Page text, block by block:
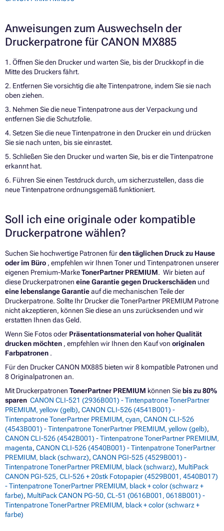
Anweisungen zum Auswechseln der
Druckerpatrone für CANON MX885
1. Öffnen Sie den Drucker und warten Sie, bis der Druckkopf in die
Mitte des Druckers fährt.
2. Entfernen Sie vorsichtig die alte Tintenpatrone, indem Sie sie nach
oben ziehen.
3. Nehmen Sie die neue Tintenpatrone aus der Verpackung und
entfernen Sie die Schutzfolie.
4. Setzen Sie die neue Tintenpatrone in den Drucker ein und drücken
Sie sie nach unten, bis sie einrastet.
5. Schließen Sie den Drucker und warten Sie, bis er die Tintenpatrone
erkannt hat.
6. Führen Sie einen Testdruck durch, um sicherzustellen, dass die
neue Tintenpatrone ordnungsgemäß funktioniert.
Soll ich eine originale oder kompatible
Druckerpatrone wählen?
Suchen Sie hochwertige Patronen fürden täglichen Druck zu Hause
oder im Büro , empfehlen wir Ihnen Toner und Tintenpatronen unserer
eigenen Premium-MarkeTonerPartner PREMIUM. Wir bieten auf
diese Druckerpatronen eine Garantie gegen Druckerschäden und
eine lebenslange Garantieauf die mechanischen Teile der
Druckerpatrone. Sollte Ihr Drucker die TonerPartner PREMIUM Patrone
nicht akzeptieren, können Sie diese an uns zurücksenden und wir
erstatten Ihnen das Geld.
Wenn Sie Fotos oder Präsentationsmaterial von hoher Qualität
drucken möchten , empfehlen wir Ihnen den Kauf von originalen
Farbpatronen .
Für den Drucker CANON MX885 bieten wir 8 kompatible Patronen und
8 Originalpatronen an.
Mit Druckerpatronen TonerPartner PREMIUM können Sie bis zu 80%
sparen CANON CLI-521 (2936B001) - Tintenpatrone TonerPartner
PREMIUM, yellow (gelb), CANON CLI-526 (4541B001) -
Tintenpatrone TonerPartner PREMIUM, cyan, CANON CLI-526
(4543B001) - Tintenpatrone TonerPartner PREMIUM, yellow (gelb),
CANON CLI-526 (4542B001) - Tintenpatrone TonerPartner PREMIUM,
magenta, CANON CLI-526 (4540B001) - Tintenpatrone TonerPartner
PREMIUM, black (schwarz), CANON PGI-525 (4529B001) -
Tintenpatrone TonerPartner PREMIUM, black (schwarz), MultiPack
CANON PGI-525, CLI-526 + 20stk Fotopapier (4529B001, 4540B017)
- Tintenpatrone TonerPartner PREMIUM, black + color (schwarz +
farbe), MultiPack CANON PG-50, CL-51 (0616B001, 0618B001) -
Tintenpatrone TonerPartner PREMIUM, black + color (schwarz +
farbe)